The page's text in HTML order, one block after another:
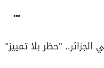
"حظر بلا تمييز"